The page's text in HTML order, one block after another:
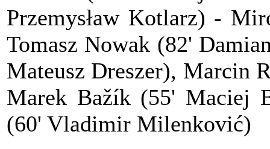
Przemysław Kotlarz) -
Tomasz Nowak (82'
Mateusz Dreszer), Marcin
Marek Bažík (55' Maciej
(60' Vladimir Milenković)